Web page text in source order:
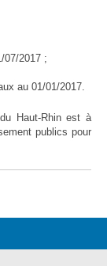
07/2017 ;
au 01/01/2017.
Haut-Rhin est à
publics pour